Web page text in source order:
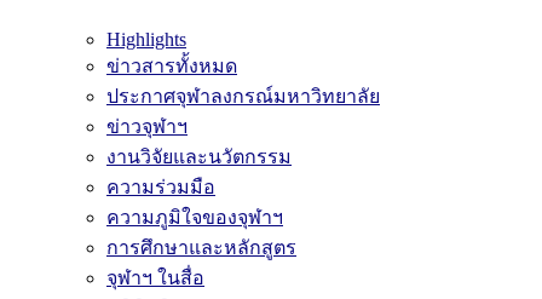
Highlights
ข่าวสารทั้งหมด
ประกาศจุฬาลงกรณ์มหาวิทยาลัย
ข่าวจุฬาฯ
งานวิจัยและนวัตกรรม
ความร่วมมือ
ความภูมิใจของจุฬาฯ
การศึกษาและหลักสูตร
จุฬาฯ ในสื่อ